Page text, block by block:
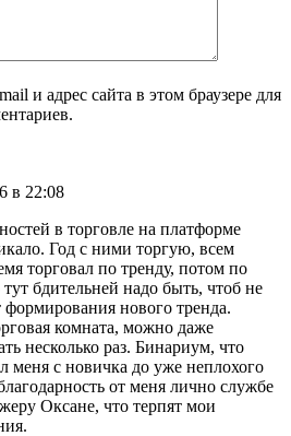
и адрес сайта в этом браузере для
в 22:08
в торговле на платформе
Год с ними торгую, всем
торговал по тренду, потом по
бдительней надо быть, чтоб не
нового тренда.
комната, можно даже
несколько раз. Бинариум, что
меня с новичка до уже неплохого
от меня лично службе
Оксане, что терпят мои